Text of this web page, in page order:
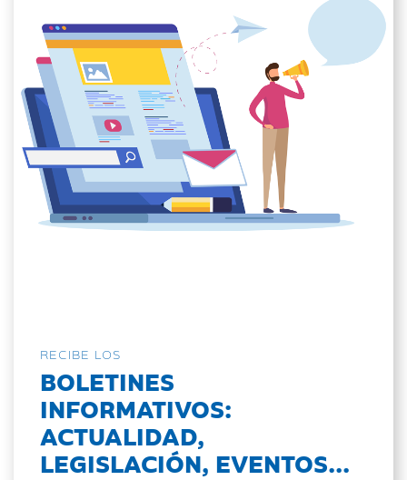
RECIBE LOS
BOLETINES
INFORMATIVOS:
ACTUALIDAD,
LEGISLACIÓN, EVENTOS...